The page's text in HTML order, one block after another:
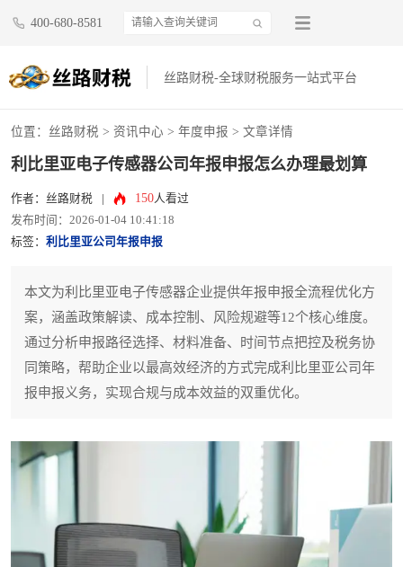
400-680-8581
丝路财税-全球财税服务一站式平台
位置： 丝路财税 > 资讯中心 > 年度申报 > 文章详情
利比里亚电子传感器公司年报申报怎么办理最划算
作者：丝路财税 150人看过
发布时间：2026-01-04 10:41:18
标签： 利比里亚公司年报申报
本文为利比里亚电子传感器企业提供年报申报全流程优化方
案，涵盖政策解读、成本控制、风险规避等12个核心维度。
通过分析申报路径选择、材料准备、时间节点把控及税务协
同策略，帮助企业以最高效经济的方式完成利比里亚公司年
报申报义务，实现合规与成本效益的双重优化。